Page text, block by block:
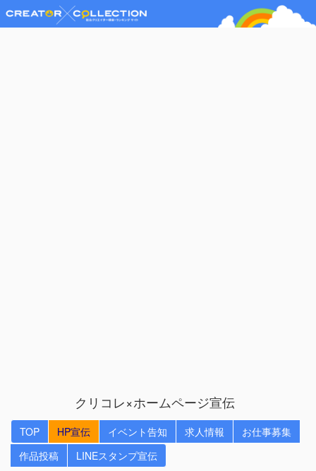
クリコレ×ホームページ宣伝
TOP HP宣伝 イベント告知 求人情報
お仕事募集
作品投稿
LINEスタンプ宣伝